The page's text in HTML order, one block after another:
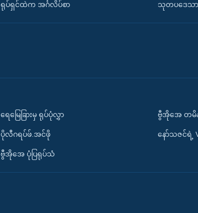
ရုပ်ရှင်ထဲက အင်္ဂလိပ်စာ သုတပဒေသာ
ရေမြေခြားမှ ရုပ်ပုံလွှာ
ပိုလီဂရပ်ဖ်.အင်ဖို
ဗွီအိုအေ ပုံပြရုပ်သံ
ဗွီအိုအေ တမိ
နော်သဇင်ရဲ့